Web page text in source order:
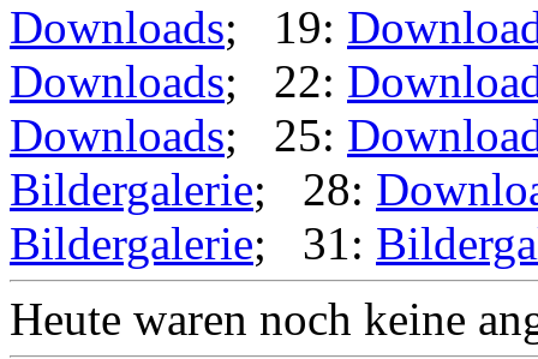
Downloads; 19:
Downloads; 22:
Downloads; 25:
Bildergalerie; 28:
Bildergalerie; 31:
Heute waren noch keine